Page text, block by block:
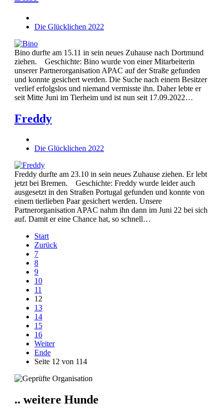
Die Glücklichen 2022
Bino durfte am 15.11 in sein neues Zuhause nach Dortmund
ziehen. Geschichte: Bino wurde von einer Mitarbeiterin
unserer Partnerorganisation APAC auf der Straße gefunden
und konnte gesichert werden. Die Suche nach einem Besitzer
verlief erfolgslos und niemand vermisste ihn. Daher lebte er
seit Mitte Juni im Tierheim und ist nun seit 17.09.2022…
Freddy
Die Glücklichen 2022
Freddy durfte am 23.10 in sein neues Zuhause ziehen. Er lebt
jetzt bei Bremen. Geschichte: Freddy wurde leider auch
ausgesetzt in den Straßen Portugal gefunden und konnte von
einem tierlieben Paar gesichert werden. Unsere
Partnerorganisation APAC nahm ihn dann im Juni 22 bei sich
auf. Damit er eine Chance hat, so schnell…
Start
Zurück
7
8
9
10
11
12
13
14
15
16
Weiter
Ende
Seite 12 von 114
.. weitere Hunde